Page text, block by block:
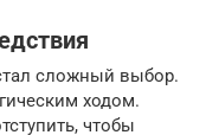
сложный выбор.
ходом.
чтобы